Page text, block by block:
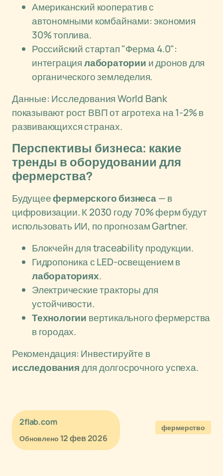
Американский кооператив с
автономными комбайнами: экономия
30% топлива.
Российский стартап "Ферма 4.0":
интеграциялаборатории и дронов для
органического земледелия.
Данные: Исследования World Bank
показывают рост ВВП от агротеха на 1-2% в
развивающихся странах.
Перспективы бизнеса: какие
тренды в оборудовании для
фермерства?
Будущеефермерского бизнеса— в
цифровизации. К 2030 году 70% ферм будут
использовать ИИ, по прогнозам Gartner.
Блокчейн для traceability продукции.
Гидропоника с LED-освещением в
лабораториях.
Электрические тракторы для
устойчивости.
Технологии вертикального фермерства
в городах.
Рекомендация: Инвестируйте в
исследованиядля долгосрочного успеха.
2flab.com
Обновлено 12 фев 2026
фермерство